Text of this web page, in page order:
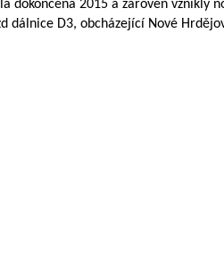
dokončena 2015 a zároveň vznikly
dálnice D3, obcházející Nové